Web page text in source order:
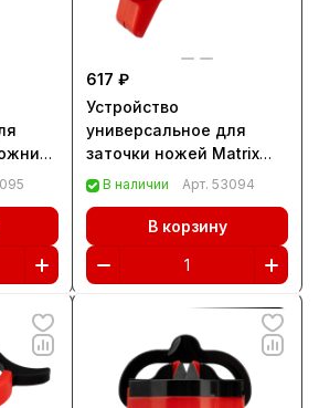
617 ₽
Устройство
универсальное для
заточки ножей Matrix
(79100)
В наличии Арт. 53094
В корзину